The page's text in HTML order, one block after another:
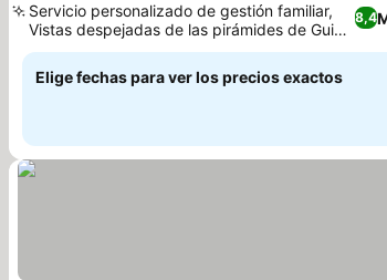
8,4
Servicio personalizado de gestión familiar,
Vistas despejadas de las pirámides de Guiza
desde la azotea
Elige fechas para ver los precios exactos